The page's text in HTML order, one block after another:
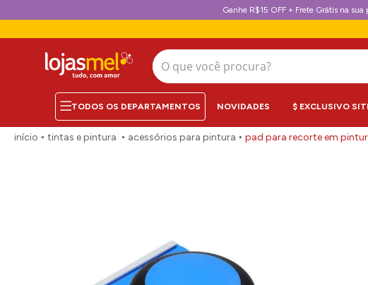
Ganhe R$15 OFF + Frete Grátis na
O que você procura?
NOVIDADES $ EXCLUSIVO
tintas e pintura acessórios para pintura pad para recorte em